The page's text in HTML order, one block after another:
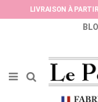
LIVRAISON À
Panneau de gestion des